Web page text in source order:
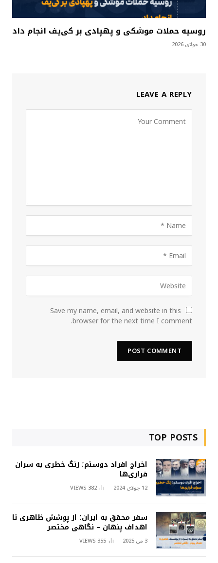
روسیه حملات موشکی و پهپادی بر کی‌یف انجام داد
30 جولای 2026
LEAVE A REPLY
Save my name, email, and website in this
browser for the next time I comment.
TOP POSTS
اخراج افراد دوستم؛ زنگ خطری به سران
فراری‌ها
12 جولای 2024 382
VIEWS
سفر محقق به ایران؛ از پوشش ظاهری تا
اهداف پنهان – نگاهی مختصر
3 می 2025 355
VIEWS